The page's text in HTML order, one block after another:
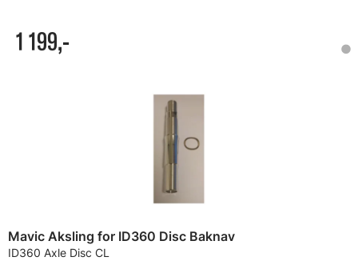
1 199,-
Mavic Aksling for ID360 Disc Baknav
ID360 Axle Disc CL